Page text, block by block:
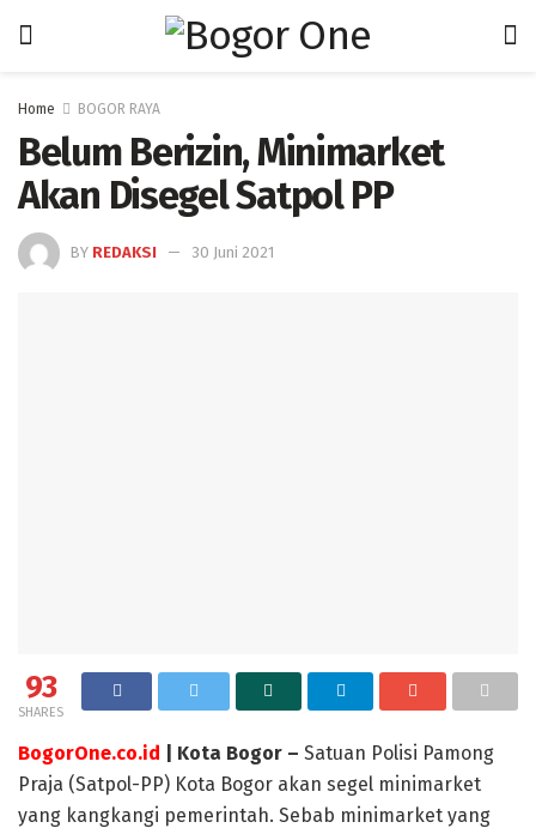
Home BOGOR RAYA
Belum Berizin, Minimarket
Akan Disegel Satpol PP
BY REDAKSI 30 Juni 2021
93
SHARES
BogorOne.co.id | Kota Bogor – Satuan Polisi Pamong
Praja (Satpol-PP) Kota Bogor akan segel minimarket
yang kangkangi pemerintah. Sebab minimarket yang